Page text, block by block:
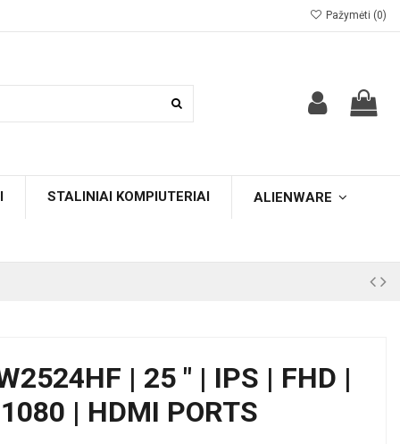
Pažymėti (0)
STALINIAI KOMPIUTERIAI ALIENWARE
| 25 " | IPS | FHD |
| HDMI PORTS